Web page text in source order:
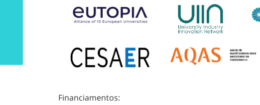
Financiamentos: